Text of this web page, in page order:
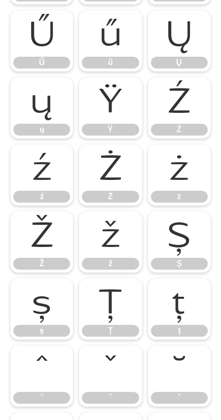
Ű
Ű
ű
ű
Ų
Ų
ų
ų
Ÿ
Ÿ
Ź
Ź
ź
ź
Ż
Ż
ż
ż
Ž
Ž
ž
ž
Ș
Ș
ș
ș
Ț
Ț
ț
ț
ˆ
ˆ
ˇ
ˇ
˘
˘